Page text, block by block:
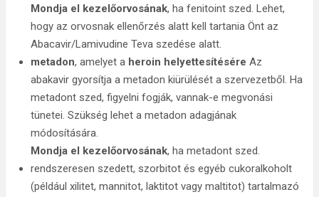
Mondja el kezelőorvosának, ha fenitoint szed. Lehet,
hogy az orvosnak ellenőrzés alatt kell tartania Önt az
Abacavir/Lamivudine Teva szedése alatt.
metadon, amelyet a heroin helyettesítésére Az
abakavir gyorsítja a metadon kiürülését a szervezetből. Ha
metadont szed, figyelni fogják, vannak-e megvonási
tünetei. Szükség lehet a metadon adagjának
módosítására.
Mondja el kezelőorvosának, ha metadont szed.
rendszeresen szedett, szorbitot és egyéb cukoralkoholt
(például xilitet, mannitot, laktitot vagy maltitot) tartalmazó